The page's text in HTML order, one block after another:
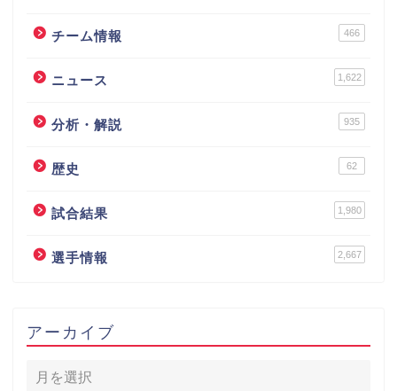
チーム情報 466
ニュース 1,622
分析・解説 935
歴史 62
試合結果 1,980
選手情報 2,667
アーカイブ